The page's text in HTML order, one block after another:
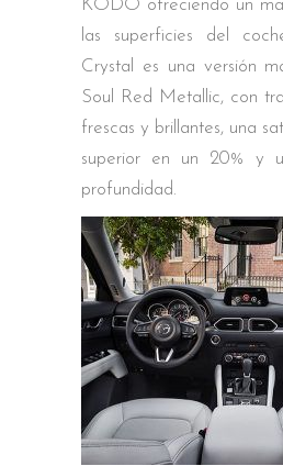
KODO ofreciendo un
las superficies del
Crystal es una versión
Soul Red Metallic, con
frescas y brillantes, una
superior en un 20% y
profundidad.